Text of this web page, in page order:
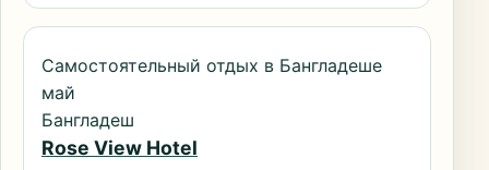
Самостоятельный отдых в Бангладеше
май
Бангладеш
Rose View Hotel